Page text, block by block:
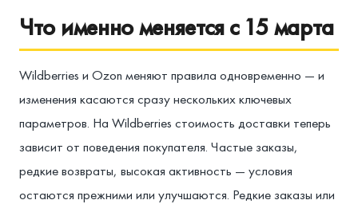
Что именно меняется с 15 марта
Wildberries и Ozon меняют правила одновременно — и
изменения касаются сразу нескольких ключевых
параметров. На Wildberries стоимость доставки теперь
зависит от поведения покупателя. Частые заказы,
редкие возвраты, высокая активность — условия
остаются прежними или улучшаются. Редкие заказы или